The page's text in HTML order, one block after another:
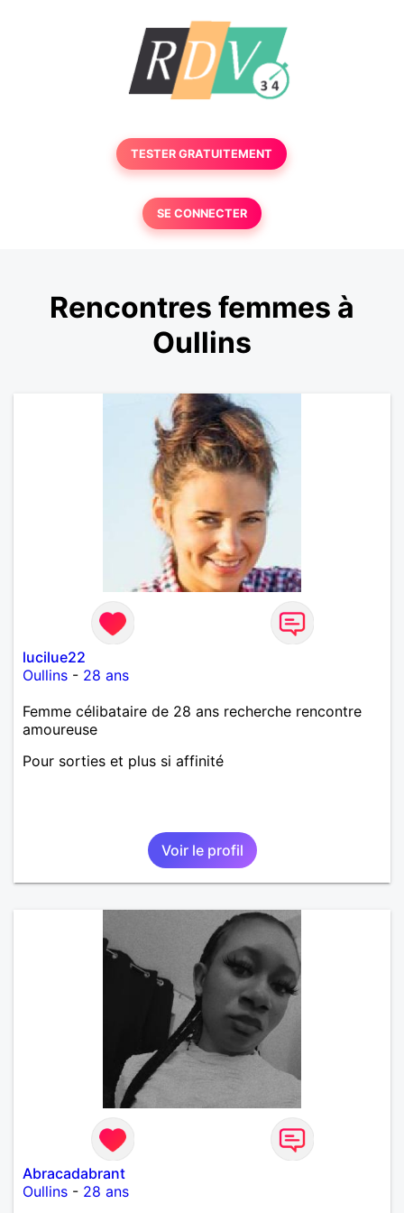
TESTER GRATUITEMENT
SE CONNECTER
Rencontres femmes à
Oullins
lucilue22
Oullins - 28 ans
Femme célibataire de 28 ans recherche rencontre
amoureuse
Pour sorties et plus si affinité
Voir le profil
Abracadabrant
Oullins - 28 ans